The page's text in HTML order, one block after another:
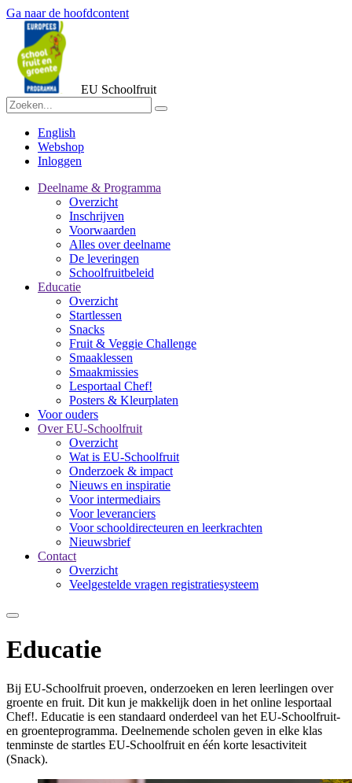
Ga naar de hoofdcontent
EU Schoolfruit
English
Webshop
Inloggen
Deelname & Programma
Overzicht
Inschrijven
Voorwaarden
Alles over deelname
De leveringen
Schoolfruitbeleid
Educatie
Overzicht
Startlessen
Snacks
Fruit & Veggie Challenge
Smaaklessen
Smaakmissies
Lesportaal Chef!
Posters & Kleurplaten
Voor ouders
Over EU-Schoolfruit
Overzicht
Wat is EU-Schoolfruit
Onderzoek & impact
Nieuws en inspiratie
Voor intermediairs
Voor leveranciers
Voor schooldirecteuren en leerkrachten
Nieuwsbrief
Contact
Overzicht
Veelgestelde vragen registratiesysteem
Educatie
Bij EU-Schoolfruit proeven, onderzoeken en leren leerlingen over
groente en fruit. Dit kun je makkelijk doen in het online lesportaal
Chef!. Educatie is een standaard onderdeel van het EU-Schoolfruit-
en groenteprogramma. Deelnemende scholen geven in elke klas
tenminste de startles EU-Schoolfruit en één korte lesactiviteit
(Snack).